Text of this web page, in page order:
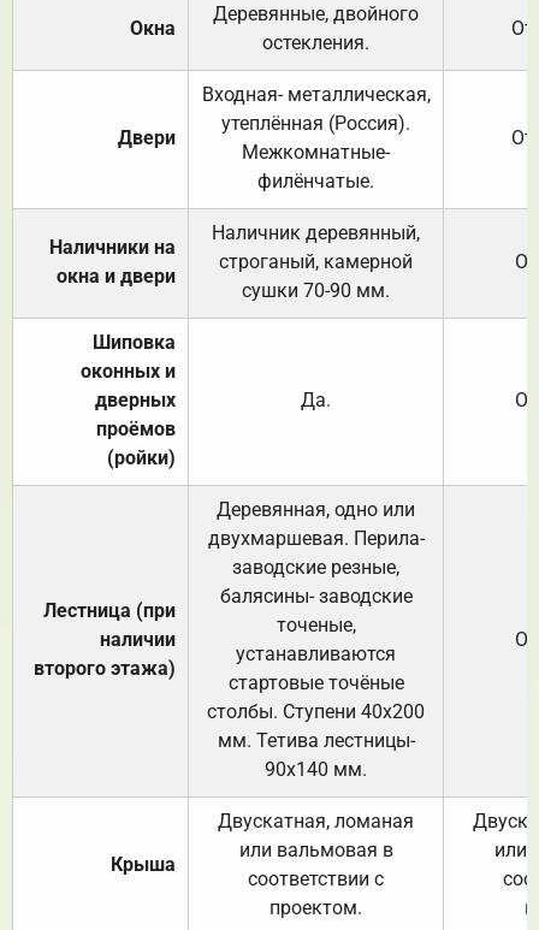
Окна
Деревянные, двойного
остекления.
Двери
Входная- металлическая,
утеплённая (Россия).
Межкомнатные-
филёнчатые.
Наличники на
окна и двери
Наличник деревянный,
строганый, камерной
сушки 70-90 мм.
Шиповка
оконных и
дверных
проёмов
(ройки)
Да.
Лестница (при
наличии
второго этажа)
Деревянная, одно или
двухмаршевая. Перила-
заводские резные,
балясины- заводские
точеные,
устанавливаются
стартовые точёные
столбы. Ступени 40х200
мм. Тетива лестницы-
90х140 мм.
Крыша
Двускатная, ломаная
или вальмовая в
соответствии с
проектом.
или